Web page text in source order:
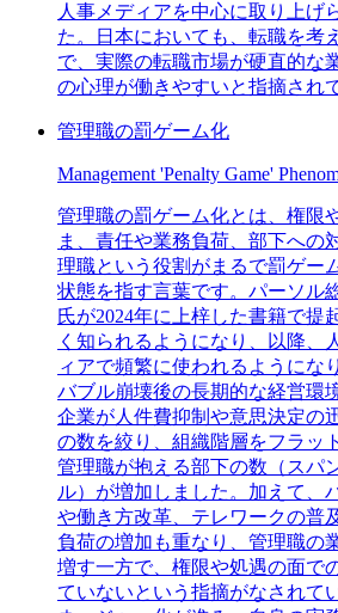
人事メディアを中心に取り上げ
た。日本においても、転職を考
で、実際の転職市場が硬直的な
の心理が働きやすいと指摘され
管理職の罰ゲーム化
Management 'Penalty Game'
管理職の罰ゲーム化とは、権限
ま、責任や業務負荷、部下への
理職という役割がまるで罰ゲー
状態を指す言葉です。パーソル
氏が2024年に上梓した書籍で提
く知られるようになり、以降、
ィアで頻繁に使われるようにな
バブル崩壊後の長期的な経営環
企業が人件費抑制や意思決定の
の数を絞り、組織階層をフラッ
管理職が抱える部下の数（スパ
ル）が増加しました。加えて、
や働き方改革、テレワークの普
負荷の増加も重なり、管理職の
増す一方で、権限や処遇の面で
ていないという指摘がなされて